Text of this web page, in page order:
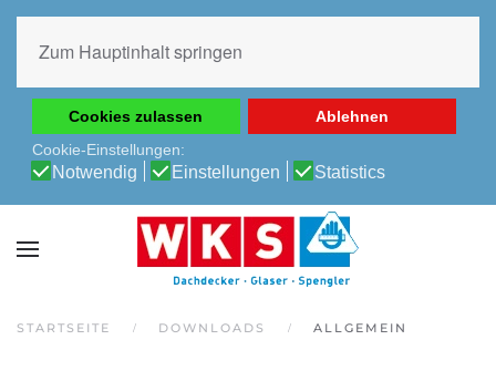
Erfahrung auf unserer Website zu ermöglichen.
Cookie-Richtlinie
Datenschutz-Bestimmungen
Cookies zulassen
Ablehnen
Cookie-Einstellungen:
Notwendig Einstellungen Statistics
Zum Hauptinhalt springen
STARTSEITE DOWNLOADS ALLGEMEIN